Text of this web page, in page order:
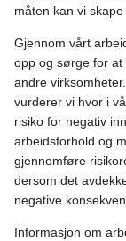
måten kan vi
Gjennom vårt
opp og sørge for
andre
vurderer vi hvor i
risiko for negativ
arbeidsforhold og
gjennomføre
dersom det
negative
Informasjon om